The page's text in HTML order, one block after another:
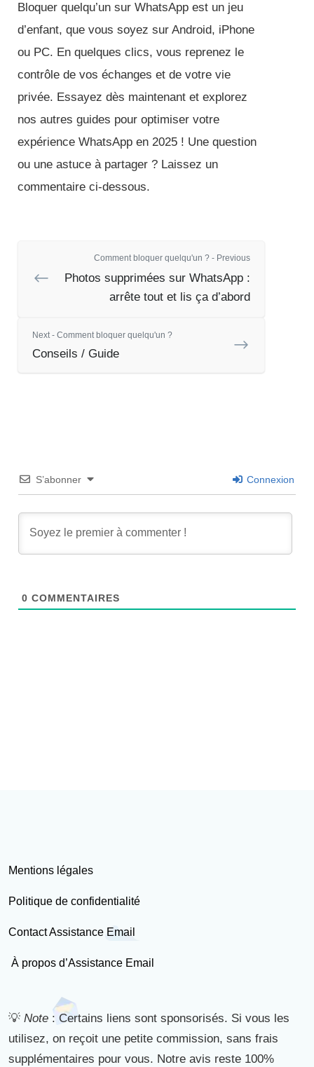
Bloquer quelqu’un sur WhatsApp est un jeu
d’enfant, que vous soyez sur Android, iPhone
ou PC. En quelques clics, vous reprenez le
contrôle de vos échanges et de votre vie
privée. Essayez dès maintenant et explorez
nos autres guides pour optimiser votre
expérience WhatsApp en 2025 ! Une question
ou une astuce à partager ? Laissez un
commentaire ci-dessous.
Comment bloquer quelqu'un ? - Previous
Photos supprimées sur WhatsApp :
arrête tout et lis ça d’abord
Next - Comment bloquer quelqu'un ?
Conseils / Guide
S’abonner Connexion
0 COMMENTAIRES
Mentions légales
Politique de confidentialité
Contact Assistance Email
À propos d’Assistance Email
💡 Note : Certains liens sont sponsorisés. Si vous les
utilisez, on reçoit une petite commission, sans frais
supplémentaires pour vous. Notre avis reste 100%